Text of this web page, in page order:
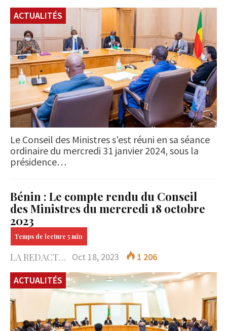
ACTUALITÉS
Le Conseil des Ministres s'est réuni en sa séance
ordinaire du mercredi 31 janvier 2024, sous la
présidence…
Bénin : Le compte rendu du Conseil
des Ministres du mercredi 18 octobre
2023
LA REDACTION Oct 18, 2023
1 206
ACTUALITÉS